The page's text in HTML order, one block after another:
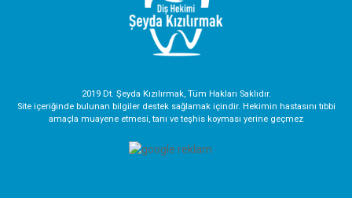
2019 Dt. Şeyda Kızılırmak, Tüm Hakları Saklıdır.
Site içeriğinde bulunan bilgiler destek sağlamak içindir. Hekimin hastasını tıbbi
amaçla muayene etmesi, tanı ve teşhis koyması yerine geçmez